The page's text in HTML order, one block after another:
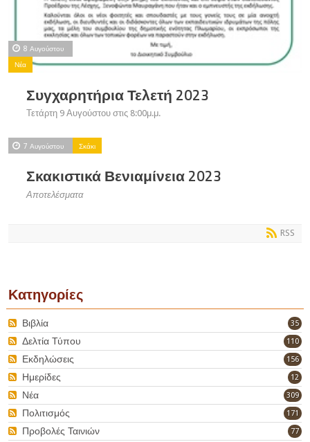
8 Αυγούστου
Νέα
Συγχαρητήρια Τελετή 2023
Τετάρτη 9 Αυγούστου στις 8:00μ.μ.
7 Αυγούστου Σκάκι
Σκακιστικά Βενιαμίνεια 2023
Αποτελέσματα
RSS
Κατηγορίες
35
Βιβλία
110
Δελτία Τύπου
156
Εκδηλώσεις
12
Ημερίδες
309
Νέα
171
Πολιτισμός
77
Προβολές Ταινιών